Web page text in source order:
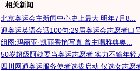
相关新闻
北京奥运会主新闻中心史上最大 明年7月8...
迎奥运英语会话100句:29届奥运会志愿者口
组图:玛丽亚·凯丽香艳写真 曾主唱雅典奥...
50岁超级阿姨要当奥运志愿者 实力不输年轻
四川网通奥运服务使者选拔启动 仅选女志愿